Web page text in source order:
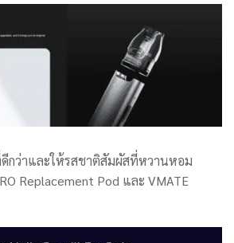
กว่าและให้รสชาติสัมผัสที่หวานหอม
Replacement Pod และ VMATE